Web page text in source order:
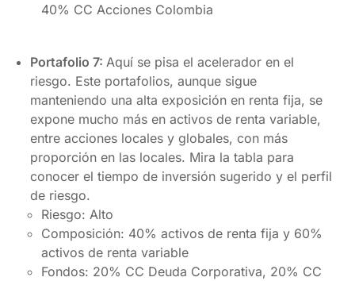
40% CC Acciones Colombia
Portafolio 7: Aquí se pisa el acelerador en el
riesgo. Este portafolios, aunque sigue
manteniendo una alta exposición en renta fija, se
expone mucho más en activos de renta variable,
entre acciones locales y globales, con más
proporción en las locales. Mira la tabla para
conocer el tiempo de inversión sugerido y el perfil
de riesgo.
Riesgo: Alto
Composición: 40% activos de renta fija y 60%
activos de renta variable
Fondos: 20% CC Deuda Corporativa, 20% CC